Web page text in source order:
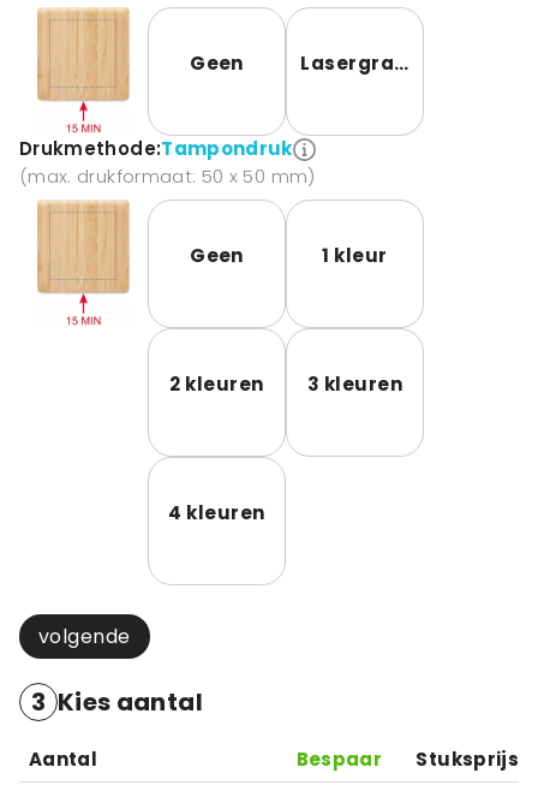
Geen Lasergravering
Drukmethode:Tampondruk
(max. drukformaat: 50 x 50 mm)
Geen 1 kleur
2 kleuren 3 kleuren
4 kleuren
volgende
3 Kies aantal
Aantal Bespaar
Stuksprijs